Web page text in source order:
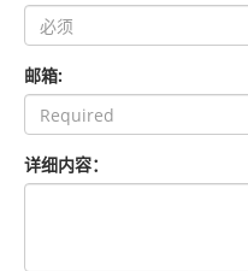
邮箱:
详细内容：